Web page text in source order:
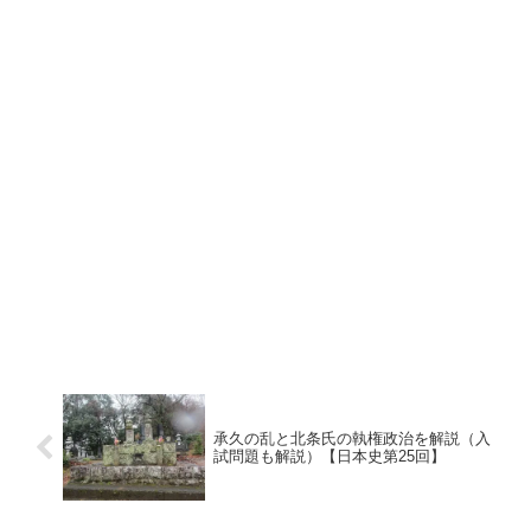
承久の乱と北条氏の執権政治を解説（入
試問題も解説）【日本史第25回】